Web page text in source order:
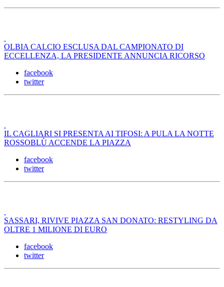
OLBIA CALCIO ESCLUSA DAL CAMPIONATO DI
ECCELLENZA, LA PRESIDENTE ANNUNCIA RICORSO
facebook
twitter
IL CAGLIARI SI PRESENTA AI TIFOSI: A PULA LA NOTTE
ROSSOBLÙ ACCENDE LA PIAZZA
facebook
twitter
SASSARI, RIVIVE PIAZZA SAN DONATO: RESTYLING DA
OLTRE 1 MILIONE DI EURO
facebook
twitter